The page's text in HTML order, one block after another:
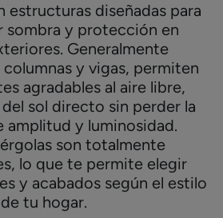
estructuras diseñadas para
sombra y protección en
Generalmente
y vigas, permiten
agradables al aire libre,
sol directo sin perder la
amplitud y luminosidad.
son totalmente
lo que te permite elegir
y acabados según el estilo
de tu hogar.